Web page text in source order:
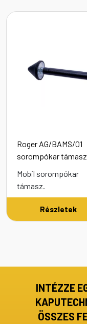
Roger AG/BAMS/01
sorompókar támasz
Mobil sorompókar
támasz.
Részletek
INTÉZZE
ÖSSZES